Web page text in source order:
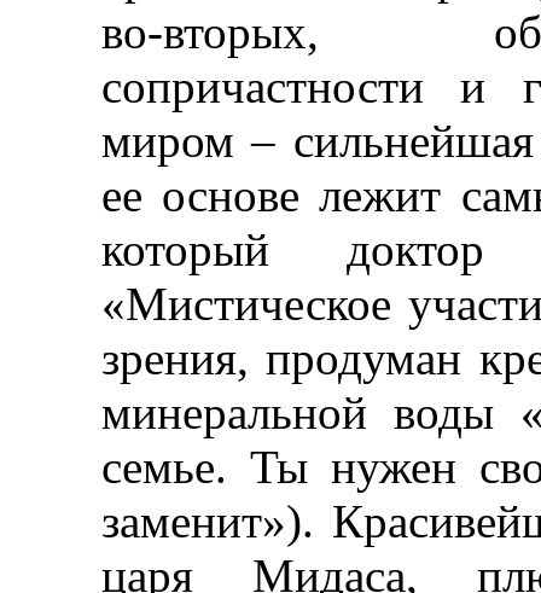
во-вторых,
сопричастности
миром–
ее основе лежит
который
«Мистическое
зрения, продуман
минеральной воды
семье. Ты нужен
заменит»).
царя Мидаса,